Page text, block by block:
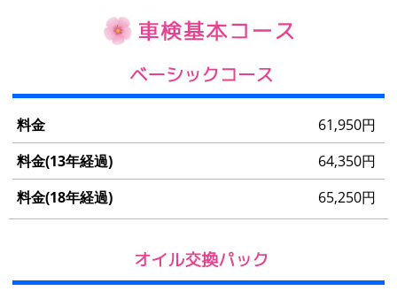
金
料
金
(13
61,950円
64,350円
65,250円